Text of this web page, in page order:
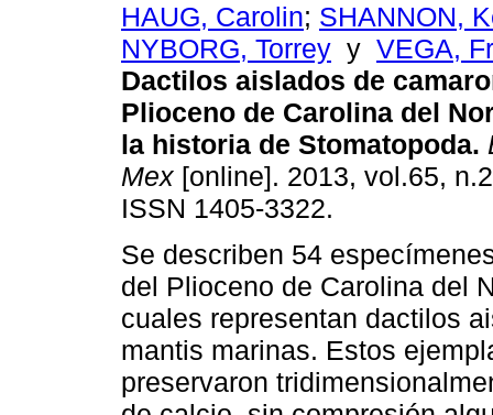
HAUG, Carolin; SHANNON,
NYBORG, Torrey y VEGA,
Dactilos aislados de
Plioceno de Carolina del
la historia de Stomatopoda.
Mex [online]. 2013, vol.65,
ISSN 1405-3322.
Se describen 54
del Plioceno de Carolina del
cuales representan dactilos
mantis marinas. Estos
preservaron